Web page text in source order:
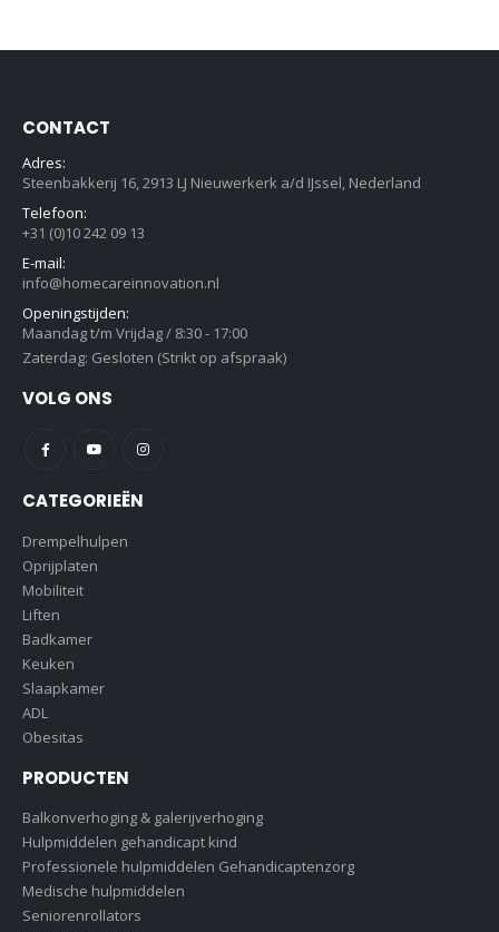
CONTACT
Adres:
Steenbakkerij 16, 2913 LJ Nieuwerkerk a/d IJssel, Nederland
Telefoon:
+31 (0)10 242 09 13
E-mail:
info@homecareinnovation.nl
Openingstijden:
Maandag t/m Vrijdag / 8:30 - 17:00
Zaterdag: Gesloten (Strikt op afspraak)
VOLG ONS
CATEGORIEËN
Drempelhulpen
Oprijplaten
Mobiliteit
Liften
Badkamer
Keuken
Slaapkamer
ADL
Obesitas
PRODUCTEN
Balkonverhoging & galerijverhoging
Hulpmiddelen gehandicapt kind
Professionele hulpmiddelen Gehandicaptenzorg
Medische hulpmiddelen
Seniorenrollators